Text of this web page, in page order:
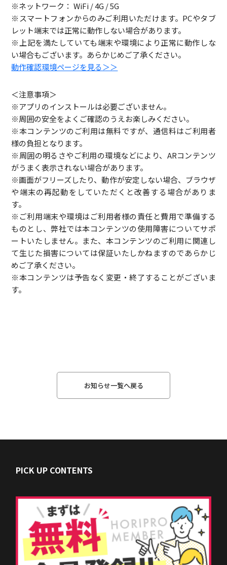
※ネットワーク： WiFi / 4G / 5G
※スマートフォンからのみご利用いただけます。PCやタブ
レット端末では正常に動作しない場合があります。
※上記を満たしていても端末や環境により正常に動作しな
い場合もございます。あらかじめご了承ください。
動作確認環境ページを見る＞＞
＜注意事項＞
※アプリのインストールは必要ございません。
※周囲の安全をよくご確認のうえお楽しみください。
※本コンテンツのご利用は無料ですが、通信料はご利用者
様の負担となります。
※周囲の明るさやご利用の環境などにより、ARコンテンツ
がうまく表示されない場合があります。
※画面がフリーズしたり、動作が安定しない場合、ブラウザ
や端末の再起動をしていただくと改善する場合がありま
す。
※ご利用端末や環境はご利用者様の責任と費用で準備する
ものとし、弊社では本コンテンツの使用障害についてサポ
ートいたしません。また、本コンテンツのご利用に関連し
て生じた損害については保証いたしかねますのであらかじ
めご了承ください。
※本コンテンツは予告なく変更・終了することがございま
す。
お知らせ一覧へ戻る
PICK UP CONTENTS